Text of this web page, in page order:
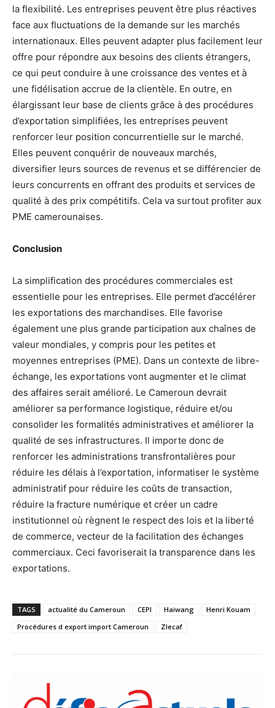
la flexibilité. Les entreprises peuvent être plus réactives
face aux fluctuations de la demande sur les marchés
internationaux. Elles peuvent adapter plus facilement leur
offre pour répondre aux besoins des clients étrangers,
ce qui peut conduire à une croissance des ventes et à
une fidélisation accrue de la clientèle. En outre, en
élargissant leur base de clients grâce à des procédures
d’exportation simplifiées, les entreprises peuvent
renforcer leur position concurrentielle sur le marché.
Elles peuvent conquérir de nouveaux marchés,
diversifier leurs sources de revenus et se différencier de
leurs concurrents en offrant des produits et services de
qualité à des prix compétitifs. Cela va surtout profiter aux
PME camerounaises.
Conclusion
La simplification des procédures commerciales est
essentielle pour les entreprises. Elle permet d’accélérer
les exportations des marchandises. Elle favorise
également une plus grande participation aux chaînes de
valeur mondiales, y compris pour les petites et
moyennes entreprises (PME). Dans un contexte de libre-
échange, les exportations vont augmenter et le climat
des affaires serait amélioré. Le Cameroun devrait
améliorer sa performance logistique, réduire et/ou
consolider les formalités administratives et améliorer la
qualité de ses infrastructures. Il importe donc de
renforcer les administrations transfrontalières pour
réduire les délais à l’exportation, informatiser le système
administratif pour réduire les coûts de transaction,
réduire la fracture numérique et créer un cadre
institutionnel où règnent le respect des lois et la liberté
de commerce, vecteur de la facilitation des échanges
commerciaux. Ceci favoriserait la transparence dans les
exportations.
TAGS actualité du Cameroun CEPI Haiwang
Henri Kouam
Procédures d export import Cameroun
Zlecaf